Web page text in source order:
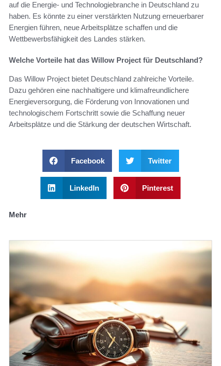
auf die Energie- und Technologiebranche in Deutschland zu
haben. Es könnte zu einer verstärkten Nutzung erneuerbarer
Energien führen, neue Arbeitsplätze schaffen und die
Wettbewerbsfähigkeit des Landes stärken.
Welche Vorteile hat das Willow Project für Deutschland?
Das Willow Project bietet Deutschland zahlreiche Vorteile.
Dazu gehören eine nachhaltigere und klimafreundlichere
Energieversorgung, die Förderung von Innovationen und
technologischem Fortschritt sowie die Schaffung neuer
Arbeitsplätze und die Stärkung der deutschen Wirtschaft.
Facebook Twitter
LinkedIn Pinterest
Mehr